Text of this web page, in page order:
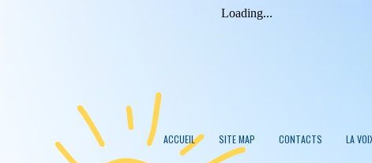
ACCUEIL SITE MAP CONTACTS LA